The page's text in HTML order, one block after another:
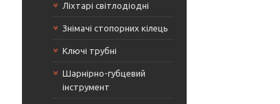
Ліхтарі світлодіодні
Знімачі стопорних кілець
Ключі трубні
Шарнірно-губцевий
інструмент